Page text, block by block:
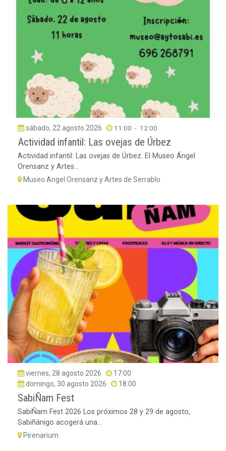
sábado, 22 agosto 2026 11:00 - 12:00
Actividad infantil: Las ovejas de Úrbez
Actividad infantil: Las ovejas de Úrbez. El Museo Ángel
Orensanz y Artes...
Museo Angel Orensanz y Artes de Serrablo
viernes, 28 agosto 2026
17:00
domingo, 30 agosto 2026
18:00
SabiÑam Fest
SabiÑam Fest 2026 Los próximos 28 y 29 de agosto,
Sabiñánigo acogerá una...
Pirenarium